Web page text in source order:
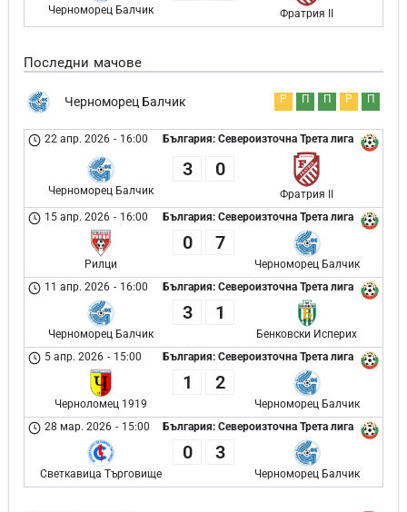
Черноморец Балчик Фратрия II
Последни мачове
Черноморец Балчик Р П П Р П
България: Североизточна Трета лига
22 апр. 2026 - 16:00
Черноморец Балчик
3 0
Фратрия II
България: Североизточна Трета лига
15 апр. 2026 - 16:00
Рилци
0 7
Черноморец Балчик
България: Североизточна Трета лига
11 апр. 2026 - 16:00
Черноморец Балчик
3 1
Бенковски Исперих
България: Североизточна Трета лига
5 апр. 2026 - 15:00
Черноломец 1919
1 2
Черноморец Балчик
България: Североизточна Трета лига
28 мар. 2026 - 15:00
Светкавица Търговище
0 3
Черноморец Балчик